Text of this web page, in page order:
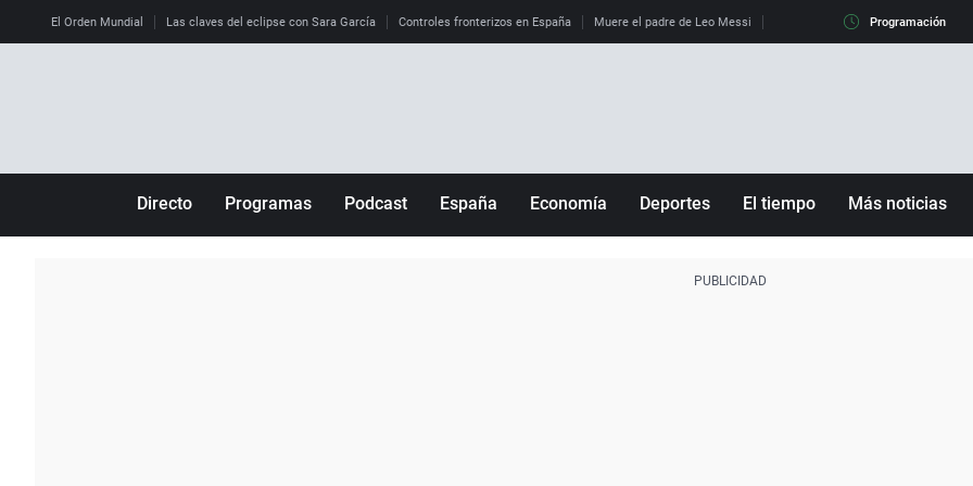
El Orden Mundial Las claves del eclipse con Sara García Controles fronterizos en España Muere el padre de Leo Messi La diferencia entre observar el
Programación
Directo Programas Podcast España Economía Deportes El tiempo Más noticias